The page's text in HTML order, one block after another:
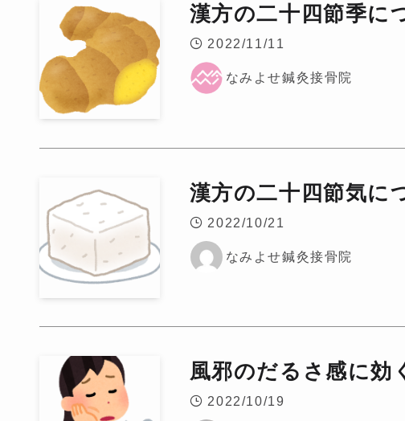
漢方の二十四節季に
2022/11/11
なみよせ鍼灸接骨院
漢方の二十四節気に
2022/10/21
なみよせ鍼灸接骨院
風邪のだるさ感に効
2022/10/19